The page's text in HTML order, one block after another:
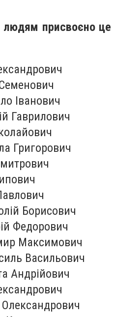
людям присвоєно це
Іванович
Гаврилович
Григорович
Борисович
Федорович
Максимович
Васильович
Андрійович
Олександрович